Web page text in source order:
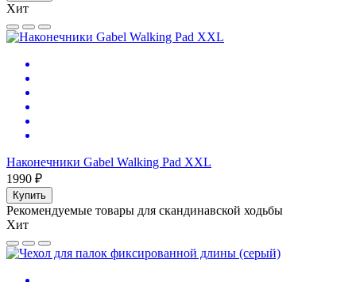
Хит
Наконечники Gabel Walking Pad XXL
1990 ₽
Купить
Рекомендуемые товары для скандинавской ходьбы
Хит